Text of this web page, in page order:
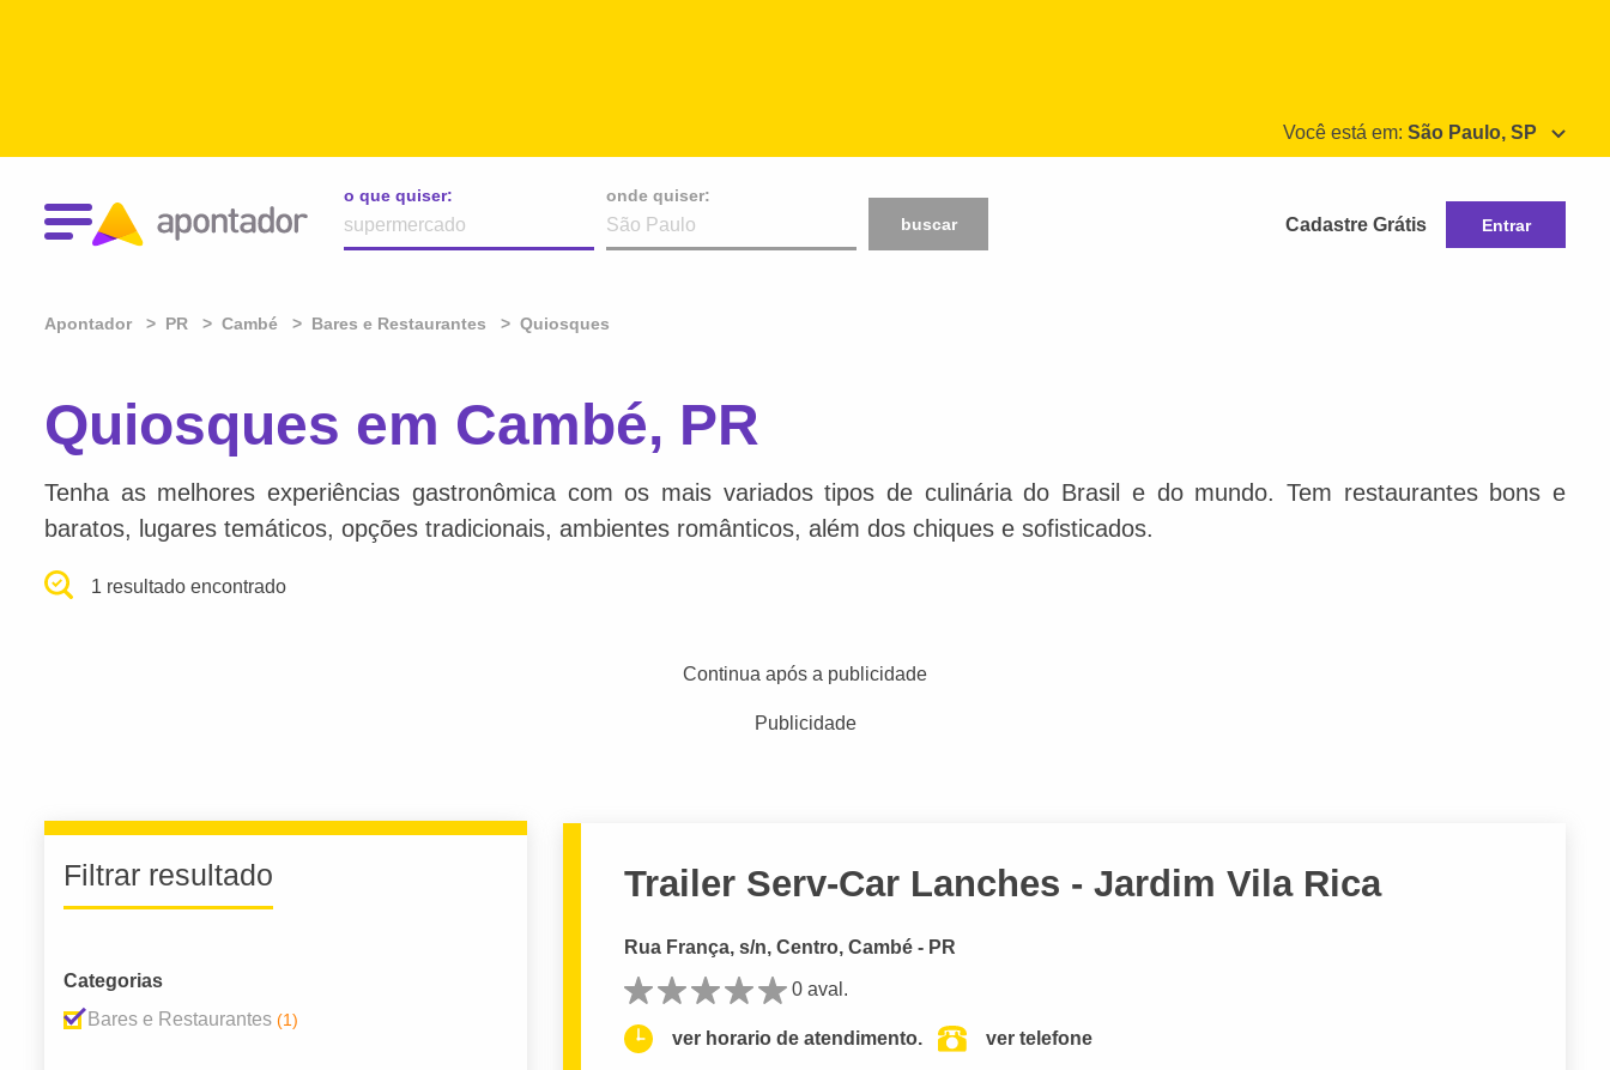
Você está em: São Paulo, SP
o que quiser:
onde quiser:
buscar
Cadastre Grátis Entrar
Apontador PR Cambé Bares e Restaurantes Quiosques
Quiosques em Cambé, PR
Tenha as melhores experiências gastronômica com os mais variados tipos de culinária do Brasil e do mundo. Tem restaurantes bons e
baratos, lugares temáticos, opções tradicionais, ambientes românticos, além dos chiques e sofisticados.
1 resultado encontrado
Continua após a publicidade
Publicidade
Filtrar resultado
Categorias
Bares e Restaurantes (1)
Trailer Serv-Car Lanches - Jardim Vila Rica
Rua França, s/n, Centro, Cambé - PR
0 aval.
ver horario de atendimento. ver telefone